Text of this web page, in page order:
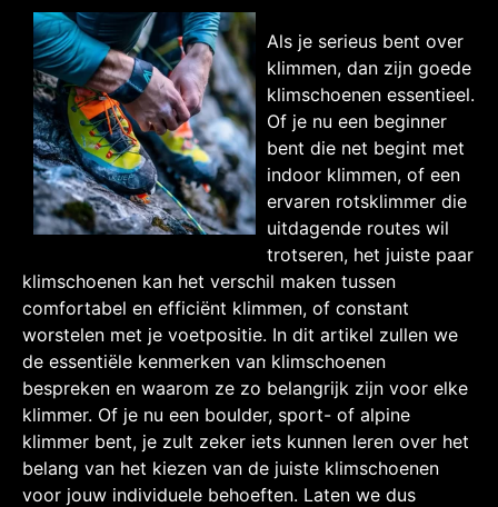
Als je serieus bent over
klimmen, dan zijn goede
klimschoenen essentieel.
Of je nu een beginner
bent die net begint met
indoor klimmen, of een
ervaren rotsklimmer die
uitdagende routes wil
trotseren, het juiste paar
klimschoenen kan het verschil maken tussen
comfortabel en efficiënt klimmen, of constant
worstelen met je voetpositie. In dit artikel zullen we
de essentiële kenmerken van klimschoenen
bespreken en waarom ze zo belangrijk zijn voor elke
klimmer. Of je nu een boulder, sport- of alpine
klimmer bent, je zult zeker iets kunnen leren over het
belang van het kiezen van de juiste klimschoenen
voor jouw individuele behoeften. Laten we dus